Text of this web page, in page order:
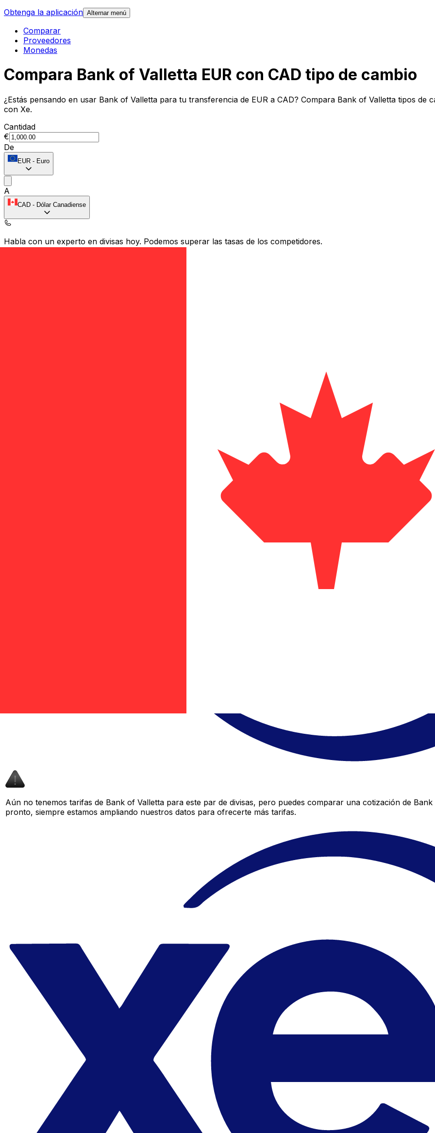
Obtenga la aplicación Alternar menú
Comparar
Proveedores
Monedas
Compara Bank of Valletta EUR con CAD tipo de cambio
¿Estás pensando en usar Bank of Valletta para tu transferencia de EUR a CAD? Compara Bank of Valletta tipos
con Xe.
Cantidad
€
De
EUR - Euro
A
CAD - Dólar Canadiense
Habla con un experto en divisas hoy. Podemos superar las tasas de los competidores.
Aún no tenemos tarifas de Bank of Valletta para este par de divisas, pero puedes comparar una cotización de
pronto, siempre estamos ampliando nuestros datos para ofrecerte más tarifas.